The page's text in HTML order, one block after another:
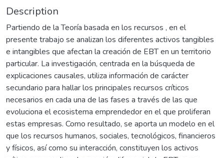
Description
Partiendo de la Teoría basada en los recursos , en el
presente trabajo se analizan los diferentes activos tangibles
e intangibles que afectan la creación de EBT en un territorio
particular. La investigación, centrada en la búsqueda de
explicaciones causales, utiliza información de carácter
secundario para hallar los principales recursos críticos
necesarios en cada una de las fases a través de las que
evoluciona el ecosistema emprendedor en el que proliferan
estas empresas. Como resultado, se aporta un modelo en el
que los recursos humanos, sociales, tecnológicos, financieros
y físicos, así como su interacción, constituyen los activos